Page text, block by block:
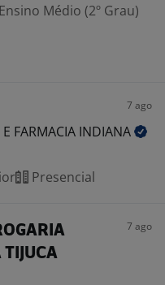
Ensino Médio (2º Grau)
7 ago
FARMACIA INDIANA
Presencial
7 ago